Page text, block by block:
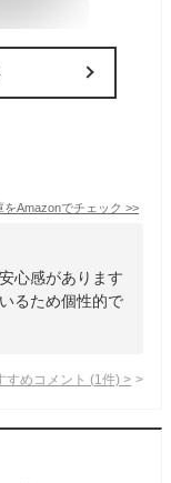
をAmazonでチェック >>
心感があります
るため個性的で
すめコメント (1 件) >